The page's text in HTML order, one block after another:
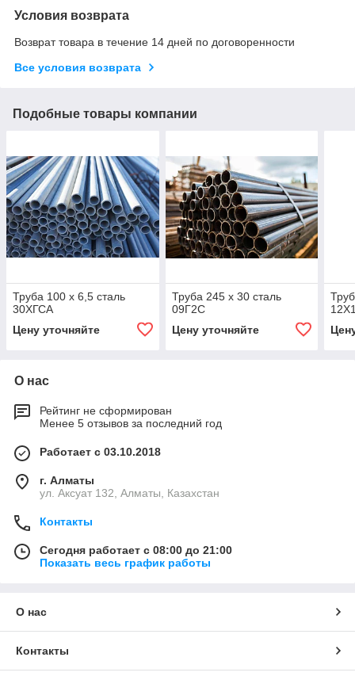
Условия возврата
Возврат товара в течение 14 дней по договоренности
Все условия возврата
Подобные товары компании
Труба 100 х 6,5 сталь
30ХГСА
Цену уточняйте
Труба 245 х 30 сталь
09Г2С
Цену уточняйте
О нас
Рейтинг не сформирован
Менее 5 отзывов за последний год
Работает с 03.10.2018
г. Алматы
ул. Аксуат 132, Алматы, Казахстан
Контакты
Сегодня работает с 08:00 до 21:00
Показать весь график работы
О нас
Контакты